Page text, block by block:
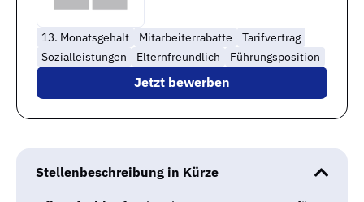
Stellenbeschreibung in Kürze
13. Monatsgehalt Mitarbeiterrabatte
Tarifvertrag
Sozialleistungen
Elternfreundlich Führungsposition
Jetzt bewerben